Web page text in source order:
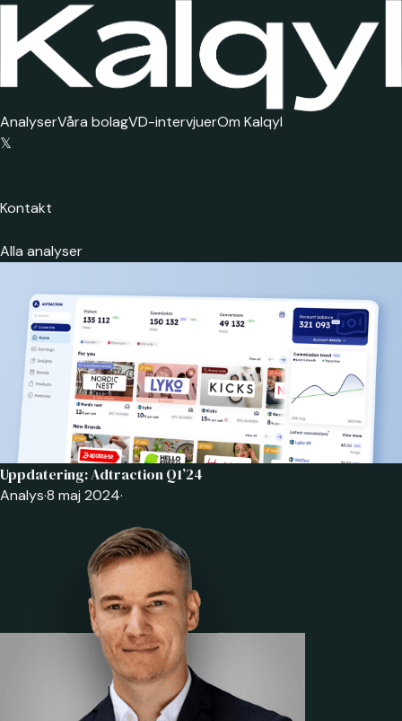
AnalyserVåra bolagVD-intervjuerOm Kalqyl
𝕏
Kontakt
Alla analyser
Uppdatering: Adtraction Q1’24
Analys·8 maj 2024·